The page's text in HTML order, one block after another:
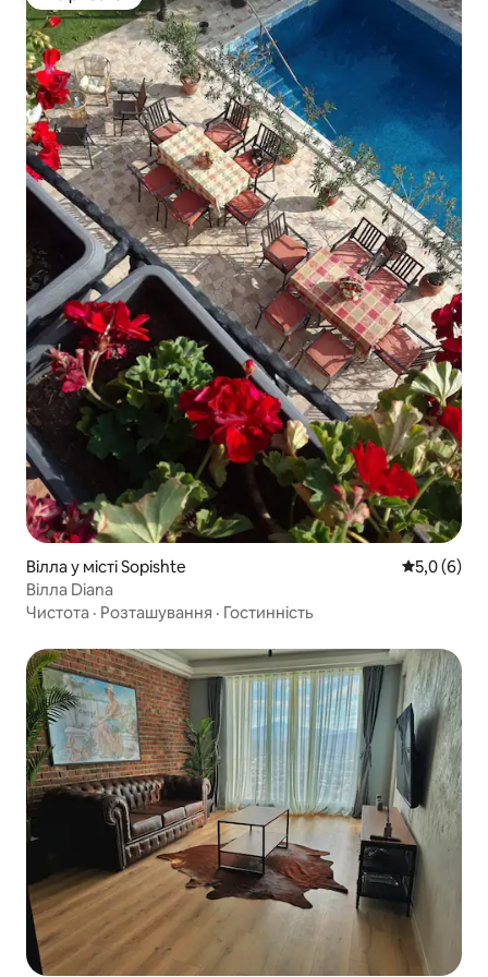
Вибір гостей
Вілла у місті Sopishte Середня
5,0 (6)
Вілла Diana
Чистота · Розташування · Гостинність